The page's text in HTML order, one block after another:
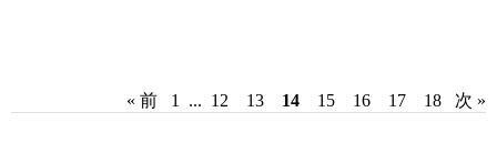
« 前 1 ... 12 13 14 15 16 17 18 次 »